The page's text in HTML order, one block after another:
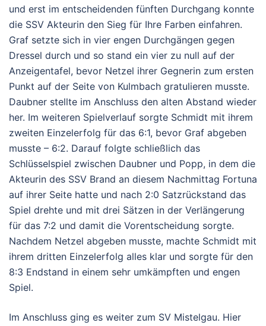
und erst im entscheidenden fünften Durchgang konnte
die SSV Akteurin den Sieg für Ihre Farben einfahren.
Graf setzte sich in vier engen Durchgängen gegen
Dressel durch und so stand ein vier zu null auf der
Anzeigentafel, bevor Netzel ihrer Gegnerin zum ersten
Punkt auf der Seite von Kulmbach gratulieren musste.
Daubner stellte im Anschluss den alten Abstand wieder
her. Im weiteren Spielverlauf sorgte Schmidt mit ihrem
zweiten Einzelerfolg für das 6:1, bevor Graf abgeben
musste – 6:2. Darauf folgte schließlich das
Schlüsselspiel zwischen Daubner und Popp, in dem die
Akteurin des SSV Brand an diesem Nachmittag Fortuna
auf ihrer Seite hatte und nach 2:0 Satzrückstand das
Spiel drehte und mit drei Sätzen in der Verlängerung
für das 7:2 und damit die Vorentscheidung sorgte.
Nachdem Netzel abgeben musste, machte Schmidt mit
ihrem dritten Einzelerfolg alles klar und sorgte für den
8:3 Endstand in einem sehr umkämpften und engen
Spiel.
Im Anschluss ging es weiter zum SV Mistelgau. Hier